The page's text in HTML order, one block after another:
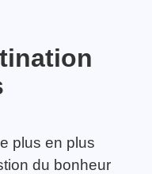
plus en plus
du bonheur